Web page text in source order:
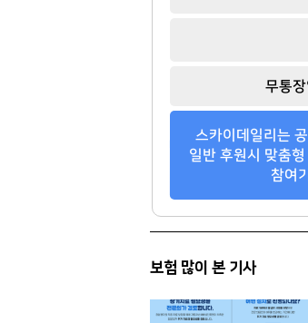
무통
스카이데일리는
일반 후원시 맞춤
참여
보험 많이 본 기사